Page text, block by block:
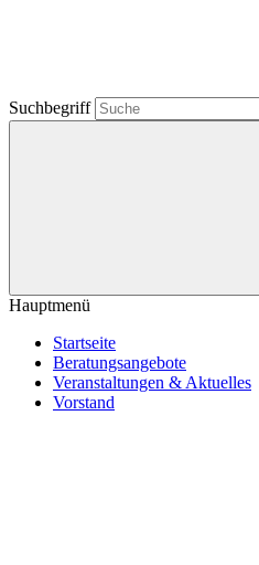
Suchbegriff
Hauptmenü
Startseite
Beratungsangebote
Veranstaltungen & Aktuelles
Vorstand